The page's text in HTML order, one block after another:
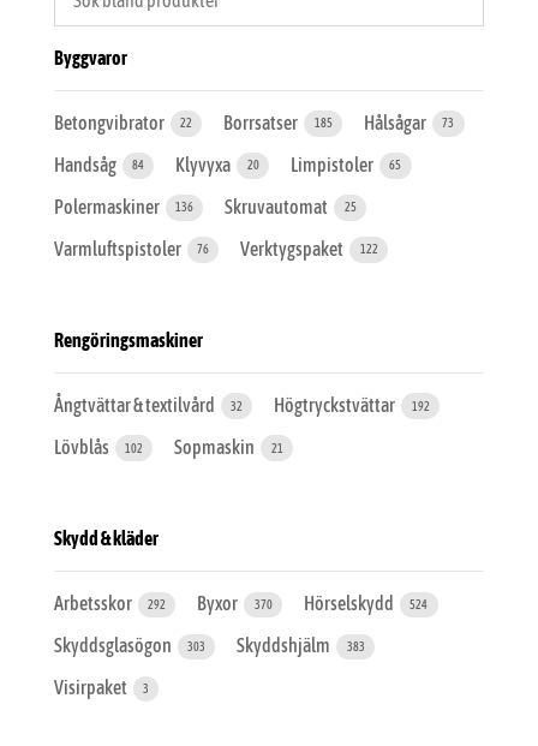
Byggvaror
Betongvibrator 22 Borrsatser 185 Hålsågar 73
Handsåg 84 Klyvyxa 20 Limpistoler 65
Polermaskiner 136 Skruvautomat 25
Varmluftspistoler 76 Verktygspaket 122
Rengöringsmaskiner
Ångtvättar & textilvård 32 Högtryckstvättar 192
Lövblås 102 Sopmaskin 21
Skydd & kläder
Arbetsskor 292 Byxor 370 Hörselskydd 524
Skyddsglasögon 303 Skyddshjälm 383
Visirpaket 3